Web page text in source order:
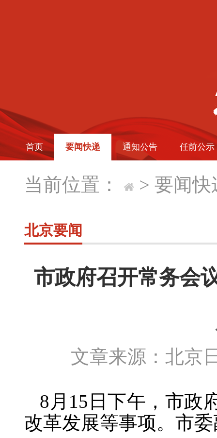
首页 要闻快递 通知公告 任前公示
当前位置： > 要闻快
北京要闻
市政府召开常务会
文章来源：北
8月15 日下午，市政
改革发展等事项。市